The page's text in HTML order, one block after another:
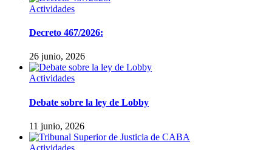
Actividades
Decreto 467/2026:
26 junio, 2026
Actividades
Debate sobre la ley de Lobby
11 junio, 2026
Actividades